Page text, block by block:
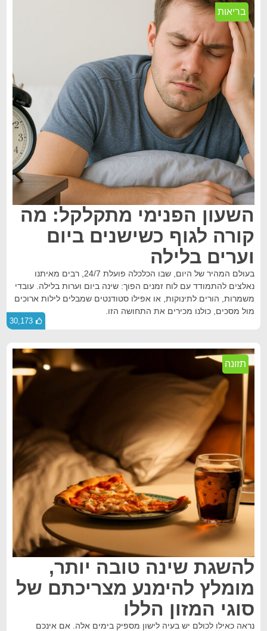
בריאות
השעון הפנימי מתקלקל: מה
קורה לגוף כשישנים ביום
וערים בלילה
בעולם המהיר של היום, שבו הכלכלה פועלת 24/7, רבים מאיתנו
נאלצים להתמודד עם לוח זמנים הפוך: שינה ביום וערות בלילה. עובדי
משמרות, הורים לתינוקות, או אפילו סטודנטים שמבלים לילות ארוכים
מול מסכים, כולנו מכירים את התחושה הזו.
30,173
תזונה
להשגת שינה טובה יותר,
מומלץ להימנע מצריכתם של
סוגי המזון הללו
נראה כאילו לכולם יש בעיה לישון מספיק בימים אלה. אם אינכם